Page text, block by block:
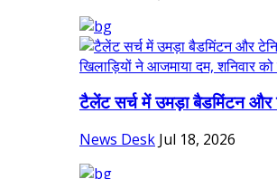
टैलेंट सर्च में उमड़ा बैडमिंटन और
News Desk Jul 18, 2026